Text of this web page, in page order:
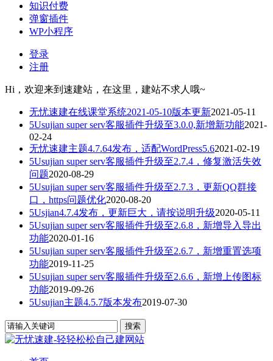
知识付费
弹窗插件
WP小程序
登录
注册
Hi，欢迎来到速建站，在这里，建站不求人哦~
无忧速建在线课堂系统2021-05-10版本更新2021-05-11
5Usujian super serv客服插件升级至3.0.0,新增新功能2021-
02-24
无忧速建主题4.7.64发布，适配WordPress5.62021-02-19
5Usujian super serv客服插件升级至2.7.4，修复激活失效
问题2020-08-29
5Usujian super serv客服插件升级至2.7.3，更新QQ群接
口，https问题优化2020-08-20
5Usjian4.7.4发布，更新巨大，请按说明升级2020-05-11
5Usujian super serv客服插件升级至2.6.8，新增导入导出
功能2020-01-16
5Usujian super serv客服插件升级至2.6.7，新增重置选项
功能2019-11-25
5Usujian super serv客服插件升级至2.6.6，新增上传图标
功能2019-09-26
5Usujian主题4.5.7版本发布2019-07-30